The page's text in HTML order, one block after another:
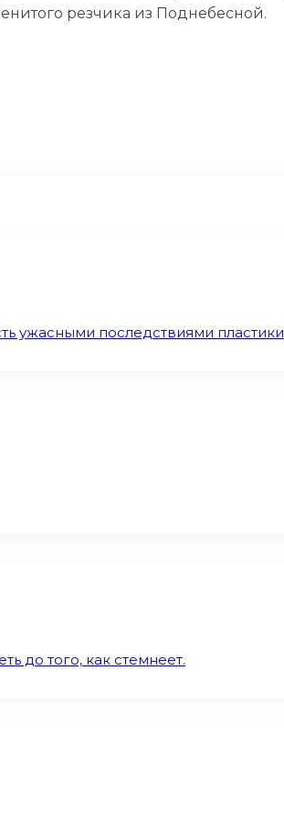
резчика из Поднебесной.
ужасными последствиями пластики
до того, как стемнеет.